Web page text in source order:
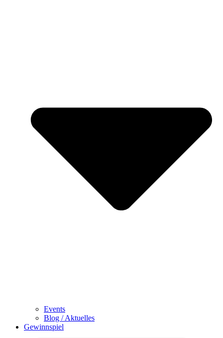
Events
Blog / Aktuelles
Gewinnspiel